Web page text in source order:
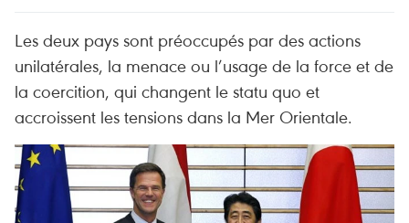
Les deux pays sont préoccupés par des actions
unilatérales, la menace ou l’usage de la force et de
la coercition, qui changent le statu quo et
accroissent les tensions dans la Mer Orientale.